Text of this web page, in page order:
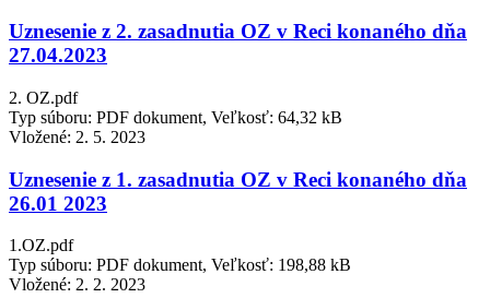
Uznesenie z 2. zasadnutia OZ v Reci konaného dňa
27.04.2023
2. OZ.pdf
Typ súboru: PDF dokument, Veľkosť: 64,32 kB
Vložené: 2. 5. 2023
Uznesenie z 1. zasadnutia OZ v Reci konaného dňa
26.01 2023
1.OZ.pdf
Typ súboru: PDF dokument, Veľkosť: 198,88 kB
Vložené: 2. 2. 2023